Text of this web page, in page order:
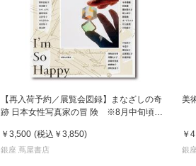
【再入荷予約／展覧会図録】まなざしの奇
跡 日本女性写真家の冒 険 ※8月中旬頃入
￥3,500 (税込 ￥3,850)
銀座 蔦屋書店
美
￥
銀